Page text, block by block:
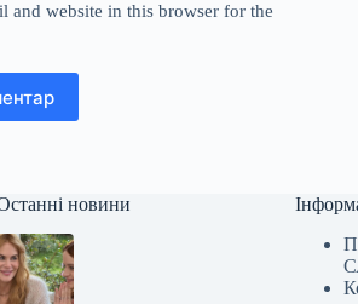
and website in this browser for the
новини